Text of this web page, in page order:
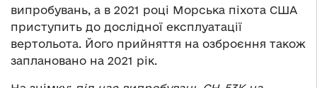
випробувань, а в 2021 році Морська піхота США
приступить до дослідної експлуатації
вертольота. Його прийняття на озброєння також
заплановано на 2021 рік.